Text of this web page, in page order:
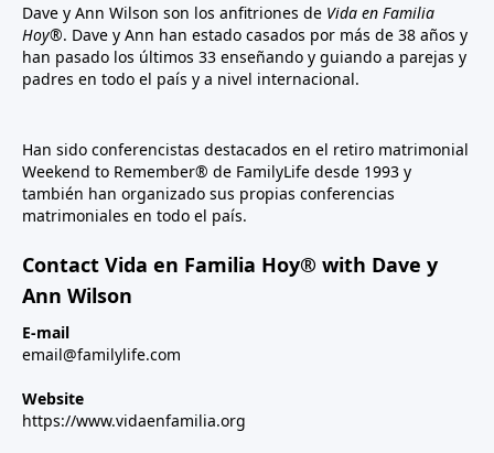
Dave y Ann Wilson son los anfitriones de Vida en Familia
Hoy®. Dave y Ann han estado casados por más de 38 años y
han pasado los últimos 33 enseñando y guiando a parejas y
padres en todo el país y a nivel internacional.
Han sido conferencistas destacados en el retiro matrimonial
Weekend to Remember® de FamilyLife desde 1993 y
también han organizado sus propias conferencias
matrimoniales en todo el país.
Contact Vida en Familia Hoy® with Dave y
Ann Wilson
E-mail
email@familylife.com
Website
https://www.vidaenfamilia.org